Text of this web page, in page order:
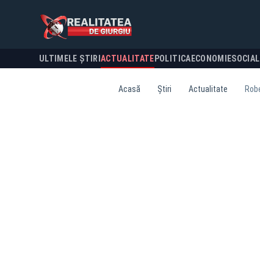
ULTIMELE ȘTIRI ACTUALITATE POLITICA ECONOMIESOCIAL
Acasă Știri Actualitate